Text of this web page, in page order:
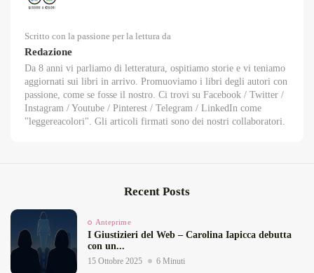
Scritto con la passione per la lettura da
Redazione
Da 8 anni vi parliamo di letteratura, ospitiamo storie e vi teniamo
aggiornati sui libri in arrivo. Promuoviamo i libri degli autori con
passione, come se fosse il nostro. Ci trovi su Facebook / Twitter /
Instagram / Youtube / Pinterest / Telegram / LinkedIn come
"leggereacolori". Gli articoli firmati sono dei nostri collaboratori.
Recent Posts
Anteprime
I Giustizieri del Web – Carolina Iapicca debutta
con un...
15 Ottobre 2025 6 Minuti